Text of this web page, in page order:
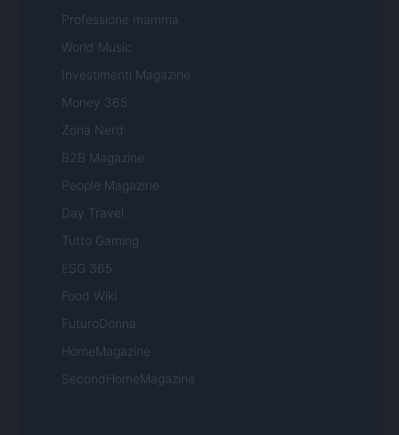
Professione mamma
World Music
Investimenti Magazine
Money 365
Zona Nerd
B2B Magazine
People Magazine
Day Travel
Tutto Gaming
ESG 365
Food Wiki
FuturoDonna
HomeMagazine
SecondHomeMagazine